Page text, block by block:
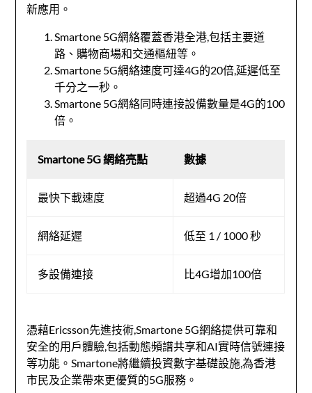
新應用。
Smartone 5G網絡覆蓋香港全港,包括主要道
路、購物商場和交通樞紐等。
Smartone 5G網絡速度可達4G的20倍,延遲低至
千分之一秒。
Smartone 5G網絡同時連接設備數量是4G的100
倍。
Smartone 5G 網絡亮點 數據
最快下載速度 超過4G 20倍
網絡延遲 低至 1 / 1000 秒
多設備連接 比4G增加100倍
憑藉Ericsson先進技術,Smartone 5G網絡提供可靠和
安全的用戶體驗,包括動態頻譜共享和AI實時信號連接
等功能。Smartone將繼續投資數字基礎設施,為香港
市民及企業帶來更優質的5G服務。